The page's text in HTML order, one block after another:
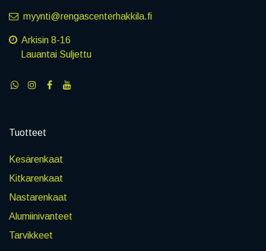
myynti@rengascenterhakkila.fi
Arkisin 8-16
Lauantai Suljettu
Tuotteet
Kesärenkaat
Kitkarenkaat
Nastarenkaat
Alumiinivanteet
Tarvikkeet